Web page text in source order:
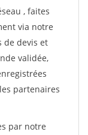
, faites
via notre
de devis et
validée,
partenaires
par notre